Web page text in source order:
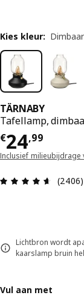
TÄRNABY
Tafellamp,
€24,99
€ 24,99
Inclusief milieubijdrage
(2406)
Lichtbron wordt
kaarslamp bruin
Kies kleur:
Vul aan met